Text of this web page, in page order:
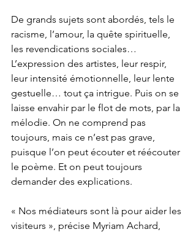
De grands sujets sont abordés, tels le
racisme, l’amour, la quête spirituelle,
les revendications sociales…
L’expression des artistes, leur respir,
leur intensité émotionnelle, leur lente
gestuelle… tout ça intrigue. Puis on se
laisse envahir par le flot de mots, par la
mélodie. On ne comprend pas
toujours, mais ce n’est pas grave,
puisque l’on peut écouter et réécouter
le poème. Et on peut toujours
demander des explications.
« Nos médiateurs sont là pour aider les
visiteurs », précise Myriam Achard,